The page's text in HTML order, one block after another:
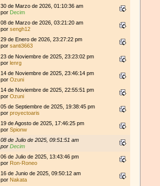
30 de Marzo de 2026, 01:10:36 am
por Decim
08 de Marzo de 2026, 03:21:20 am
porsengh12
29 de Enero de 2026, 23:27:22 pm
porsanti3663
23 de Noviembre de 2025, 23:23:02 pm
porlenrg
14 de Noviembre de 2025, 23:46:14 pm
porOzuni
14 de Noviembre de 2025, 22:55:51 pm
porOzuni
05 de Septiembre de 2025, 19:38:45 pm
porproyectoaris
19 de Agosto de 2025, 17:46:25 pm
porSpionw
08 de Julio de 2025, 09:51:51 am
porDecim
06 de Julio de 2025, 13:43:46 pm
por Ron-Roneo
16 de Junio de 2025, 09:50:12 am
por Nakata